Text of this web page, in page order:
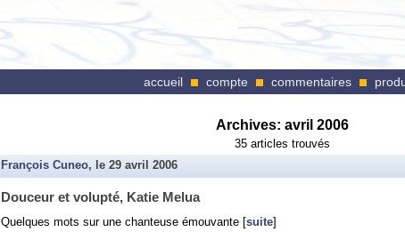
Archives: avril 2006
35 articles trouvés
François Cuneo, le 29 avril 2006
Dou­ceur et vo­lupté, Katie Melua
Quelques mots sur une chan­teuse émou­vante [suite]
accueil compte commentaires